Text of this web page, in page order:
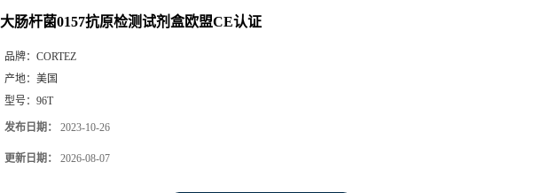
大肠杆菌0157抗原检测试剂盒欧盟CE认证
品牌： CORTEZ
产地： 美国
型号： 96T
发布日期： 2023-10-26
更新日期： 2026-08-07